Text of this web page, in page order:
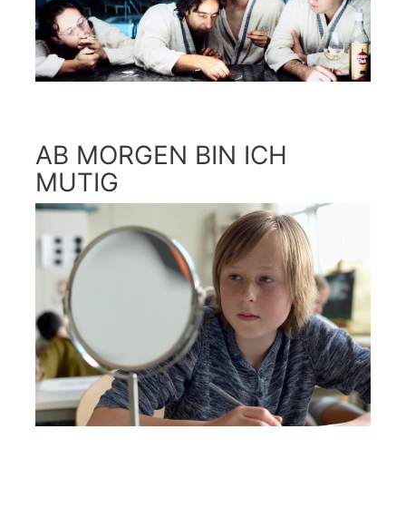
AB MORGEN BIN ICH
MUTIG